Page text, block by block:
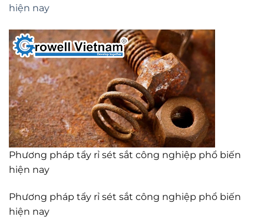
hiện nay
Phương pháp tẩy rỉ sét sắt công nghiệp phổ biến
hiện nay
Phương pháp tẩy rỉ sét sắt công nghiệp phổ biến
hiện nay